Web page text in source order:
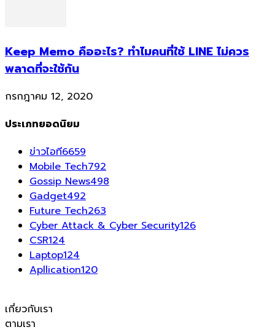
Keep Memo คืออะไร? ทำไมคนที่ใช้ LINE ไม่ควร
พลาดที่จะใช้กัน
กรกฎาคม 12, 2020
ประเภทยอดนิยม
ข่าวไอที6659
Mobile Tech792
Gossip News498
Gadget492
Future Tech263
Cyber Attack & Cyber Security126
CSR124
Laptop124
Apllication120
เกี่ยวกับเรา
ตามเรา